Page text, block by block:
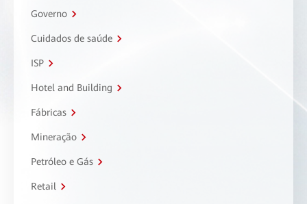
Governo
Cuidados de saúde
ISP
Hotel and Building
Fábricas
Mineração
Petróleo e Gás
Retail